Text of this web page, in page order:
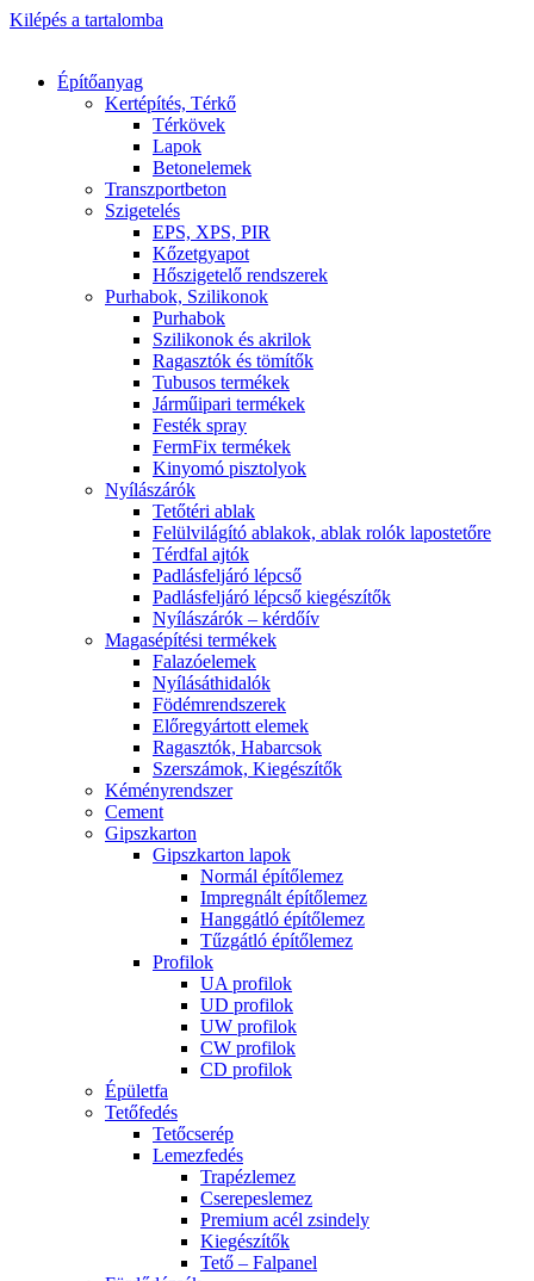
Kilépés a tartalomba
Építőanyag
Kertépítés, Térkő
Térkövek
Lapok
Betonelemek
Transzportbeton
Szigetelés
EPS, XPS, PIR
Kőzetgyapot
Hőszigetelő rendszerek
Purhabok, Szilikonok
Purhabok
Szilikonok és akrilok
Ragasztók és tömítők
Tubusos termékek
Járműipari termékek
Festék spray
FermFix termékek
Kinyomó pisztolyok
Nyílászárók
Tetőtéri ablak
Felülvilágító ablakok, ablak rolók lapostetőre
Térdfal ajtók
Padlásfeljáró lépcső
Padlásfeljáró lépcső kiegészítők
Nyílászárók – kérdőív
Magasépítési termékek
Falazóelemek
Nyílásáthidalók
Födémrendszerek
Előregyártott elemek
Ragasztók, Habarcsok
Szerszámok, Kiegészítők
Kéményrendszer
Cement
Gipszkarton
Gipszkarton lapok
Normál építőlemez
Impregnált építőlemez
Hanggátló építőlemez
Tűzgátló építőlemez
Profilok
UA profilok
UD profilok
UW profilok
CW profilok
CD profilok
Épületfa
Tetőfedés
Tetőcserép
Lemezfedés
Trapézlemez
Cserepeslemez
Premium acél zsindely
Kiegészítők
Tető – Falpanel